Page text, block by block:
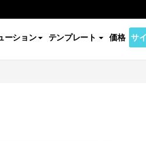
ーション テンプレート 価格 サ